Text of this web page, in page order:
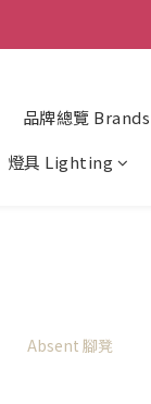
品牌總覽 Brands
燈具 Lighting